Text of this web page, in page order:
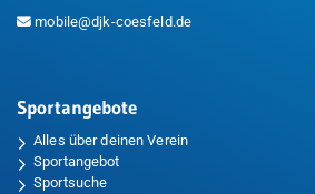
mobile@djk-coesfeld.de
Sportangebote
Alles über deinen Verein
Sportangebot
Sportsuche